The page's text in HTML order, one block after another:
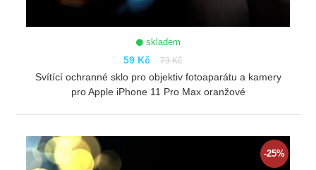
skladem
59 Kč 79 Kč
ZOBRAZIT
Svítící ochranné sklo pro objektiv fotoaparátu a kamery
pro Apple iPhone 11 Pro Max oranžové
-25%